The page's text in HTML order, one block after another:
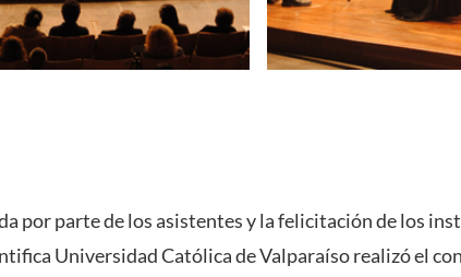
por parte de los asistentes y la felicitación de los
Universidad Católica de Valparaíso realizó el